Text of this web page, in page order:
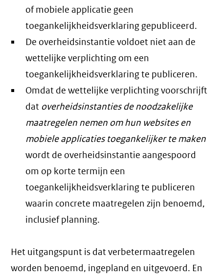
of mobiele applicatie geen
toegankelijkheidsverklaring gepubliceerd.
De overheidsinstantie voldoet niet aan de
wettelijke verplichting om een
toegankelijkheidsverklaring te publiceren.
Omdat de wettelijke verplichting voorschrijft
dat overheidsinstanties de noodzakelijke
maatregelen nemen om hun websites en
mobiele applicaties toegankelijker te maken
wordt de overheidsinstantie aangespoord
om op korte termijn een
toegankelijkheidsverklaring te publiceren
waarin concrete maatregelen zijn benoemd,
inclusief planning.
Het uitgangspunt is dat verbetermaatregelen
worden benoemd, ingepland en uitgevoerd. En